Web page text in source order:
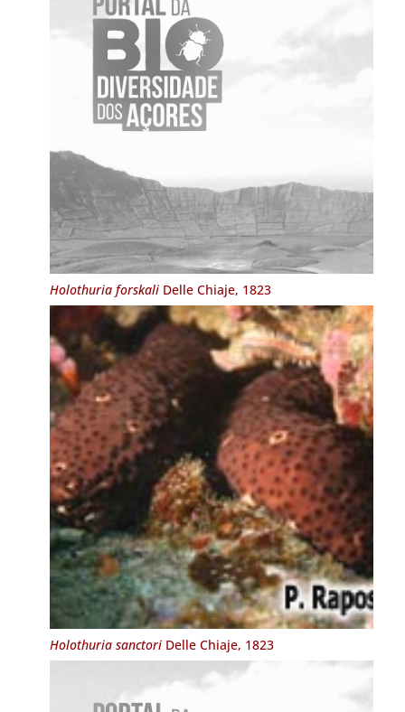
Holothuria forskaliDelle Chiaje, 1823
Holothuria sanctoriDelle Chiaje, 1823